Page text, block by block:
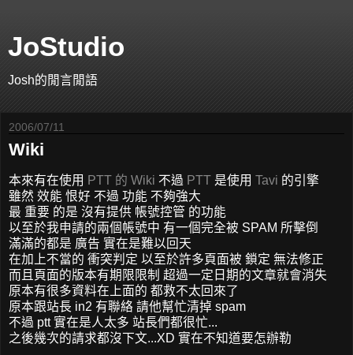
JoStudio
Josh的閒言閒語
2006/07/11
Wiki
本來有在使用 PTT 的 Wiki 不過 PTT 是使用 Tavi 的引擎
雖然 效能 恨好 不過 功能 不夠強大
最 重要 的是 沒有提供 帳號控管 的功能
以至於我申請的兩個帳號中 有一個完全被 SPAM 所擊倒
滿滿的都是 廣告 實在是難以回天
在加上不當的 衝突判定 以至於許多頁面被 鎖定 無法修正
而且頁面的版本有期限限制 超過一定日期的文章就會消失
原本有很多資料在上面的 都救不太回來了
原本跟站長 in2 有聯絡 請他幫忙清掉 spam
不過 ptt 實在是人太多 站長們都很忙...
之後幾次的請求都沒下文...XD 實在不知道要怎辦勒